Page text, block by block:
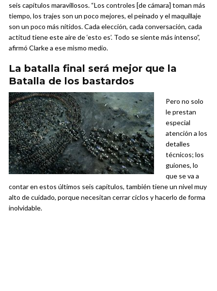
seis capítulos maravillosos. “Los controles [de cámara] toman más
tiempo, los trajes son un poco mejores, el peinado y el maquillaje
son un poco más nítidos. Cada elección, cada conversación, cada
actitud tiene este aire de ‘esto es’. Todo se siente más intenso”,
afirmó Clarke a ese mismo medio.
La batalla final será mejor que la
Batalla de los bastardos
Pero no solo
le prestan
especial
atención a los
detalles
técnicos; los
guiones, lo
que se va a
contar en estos últimos seis capítulos, también tiene un nivel muy
alto de cuidado, porque necesitan cerrar ciclos y hacerlo de forma
inolvidable.